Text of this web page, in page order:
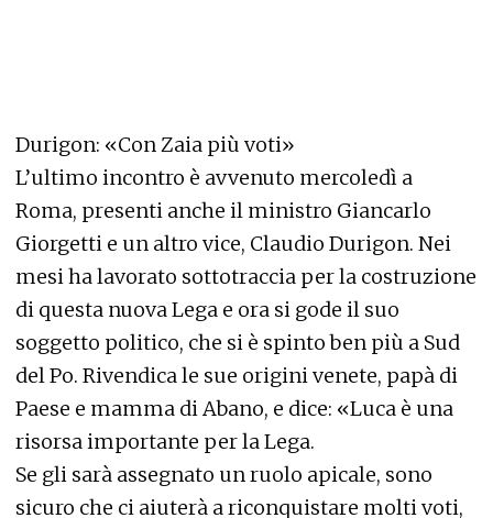
Durigon: «Con Zaia più voti»
L’ultimo incontro è avvenuto mercoledì a
Roma, presenti anche il ministro Giancarlo
Giorgetti e un altro vice, Claudio Durigon. Nei
mesi ha lavorato sottotraccia per la costruzione
di questa nuova Lega e ora si gode il suo
soggetto politico, che si è spinto ben più a Sud
del Po. Rivendica le sue origini venete, papà di
Paese e mamma di Abano, e dice: «Luca è una
risorsa importante per la Lega.
Se gli sarà assegnato un ruolo apicale, sono
sicuro che ci aiuterà a riconquistare molti voti,